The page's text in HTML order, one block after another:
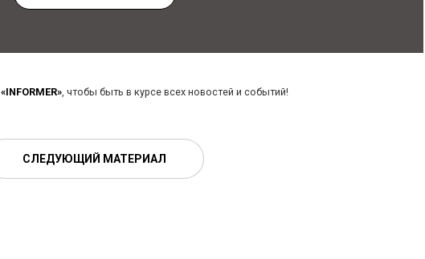
«INFORMER», чтобы быть в курсе всех новостей и событий!
СЛЕДУЮЩИЙ МАТЕРИАЛ